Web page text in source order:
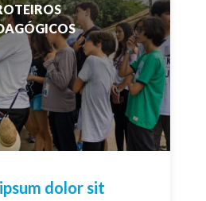
dolor sit